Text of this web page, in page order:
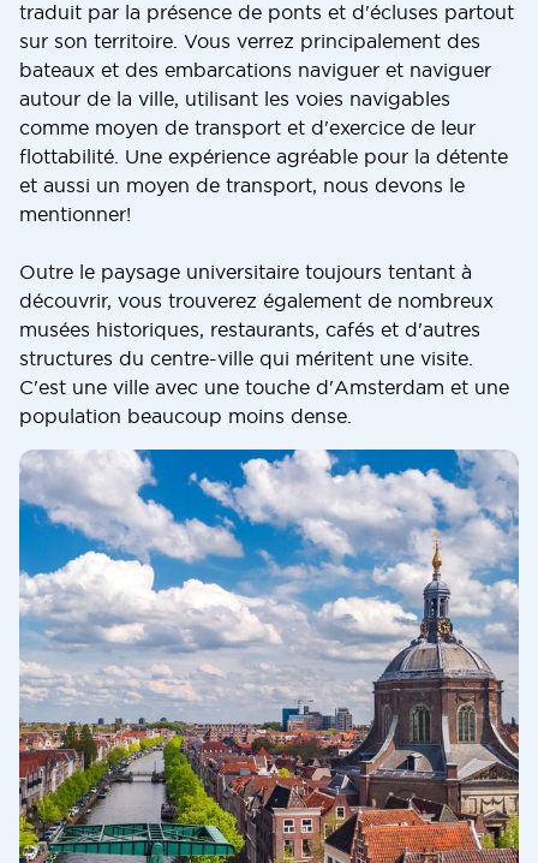
traduit par la présence de ponts et d'écluses partout
sur son territoire. Vous verrez principalement des
bateaux et des embarcations naviguer et naviguer
autour de la ville, utilisant les voies navigables
comme moyen de transport et d'exercice de leur
flottabilité. Une expérience agréable pour la détente
et aussi un moyen de transport, nous devons le
mentionner!
Outre le paysage universitaire toujours tentant à
découvrir, vous trouverez également de nombreux
musées historiques, restaurants, cafés et d'autres
structures du centre-ville qui méritent une visite.
C'est une ville avec une touche d'Amsterdam et une
population beaucoup moins dense.